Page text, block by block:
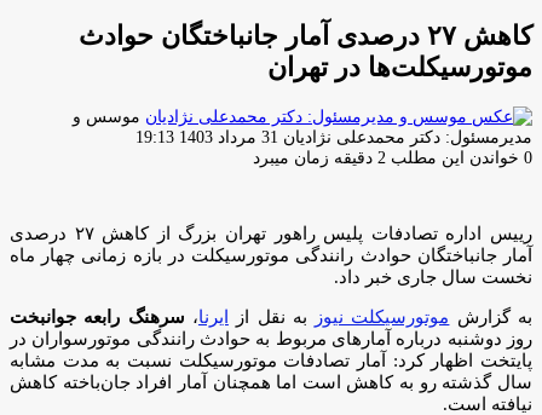
کاهش ۲۷ درصدی آمار جانباختگان حوادث
موتورسیکلت‌ها در تهران
موسس و
مدیرمسئول: دکتر محمدعلی نژادیان ارسال
ایمیل
31 مرداد 1403 19:13
0 خواندن این مطلب 2 دقیقه زمان میبرد
رییس اداره تصادفات پلیس راهور تهران بزرگ از کاهش ۲۷ درصدی
آمار جانباختگان حوادث رانندگی موتورسیکلت در بازه زمانی چهار ماه
نخست سال جاری خبر داد.
به گزارش موتورسیکلت نیوز به نقل از ایرنا، سرهنگ رابعه جوانبخت
روز دوشنبه درباره آمارهای مربوط به حوادث رانندگی موتورسواران در
پایتخت اظهار کرد: آمار تصادفات موتورسیکلت نسبت به مدت مشابه
سال گذشته رو به کاهش است اما همچنان آمار افراد جان‌باخته کاهش
نیافته است.